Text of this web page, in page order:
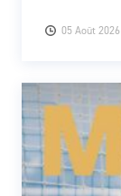
05 Août 2026